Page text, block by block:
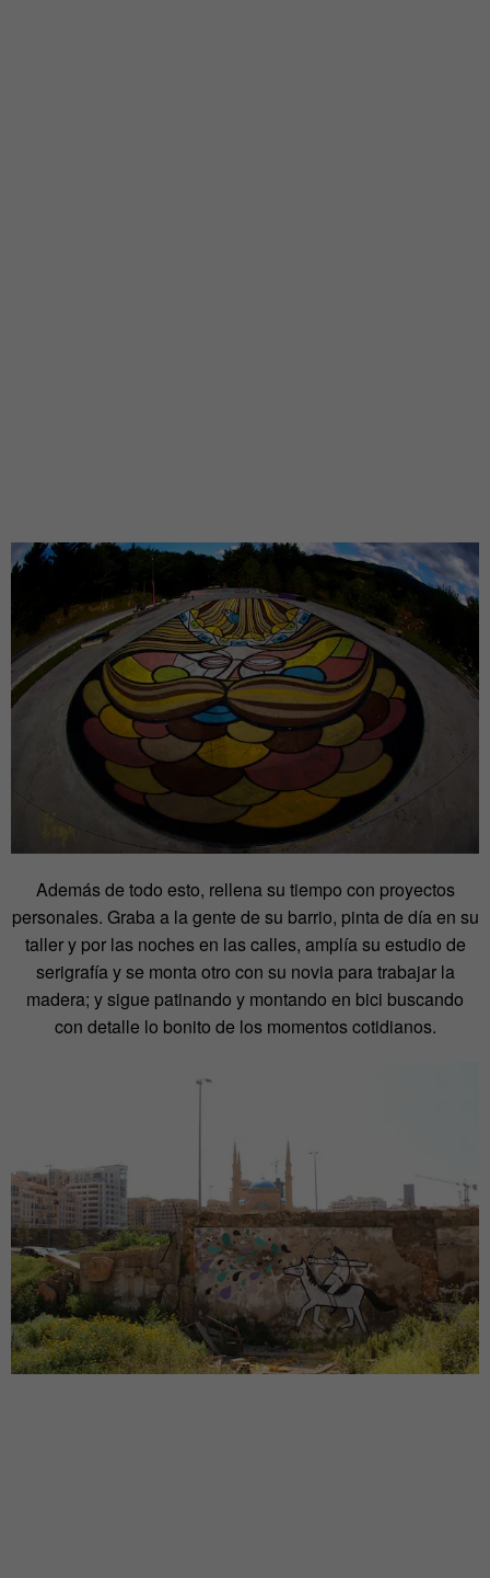
Además de todo esto, rellena su tiempo con proyectos
personales. Graba a la gente de su barrio, pinta de día en su
taller y por las noches en las calles, amplía su estudio de
serigrafía y se monta otro con su novia para trabajar la
madera; y sigue patinando y montando en bici buscando
con detalle lo bonito de los momentos cotidianos.